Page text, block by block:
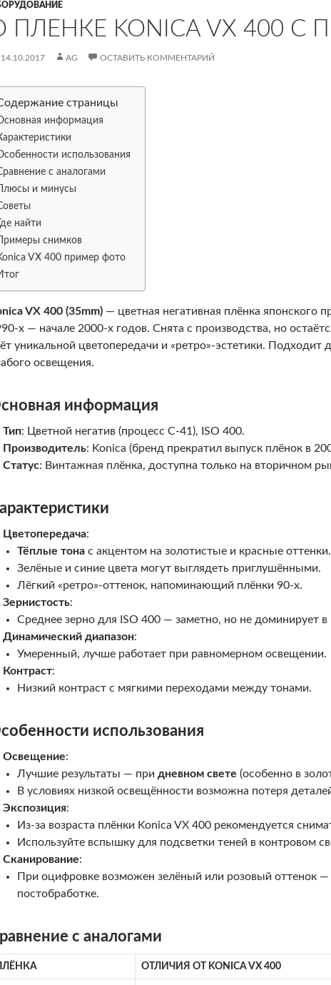
ПЛЕНКЕ KONICA VX 400
14.10.2017 AG ОСТАВИТЬ КОММЕНТАРИЙ
страницы
информация
использования
с аналогами
и минусы
найти
снимков
VX 400 пример фото
VX 400 (35mm) — цветная негативная плёнка японского
х — начале 2000-х годов. Снята с производства, но
уникальной цветопередачи и «ретро»-эстетики. Подходит
освещения.
информация
Тип: Цветной негатив (процесс C-41), ISO 400.
Производитель: Konica (бренд прекратил выпуск плёнок в
Статус: Винтажная плёнка, доступна только на вторичном
Цветопередача:
Тёплые тона с акцентом на золотистые и красные оттенки.
Зелёные и синие цвета могут выглядеть приглушёнными.
Лёгкий «ретро»-оттенок, напоминающий плёнки 90-х.
Зернистость:
Среднее зерно для ISO 400 — заметно, но не доминирует в
Динамический диапазон:
Умеренный, лучше работает при равномерном освещении.
Контраст:
Низкий контраст с мягкими переходами между тонами.
использования
Освещение:
Лучшие результаты — при дневном свете (особенно в
В условиях низкой освещённости возможна потеря
Экспозиция:
Из-за возраста плёнки Konica VX 400 рекомендуется
Используйте вспышку для подсветки теней в контровом
Сканирование:
При оцифровке возможен зелёный или розовый оттенок —
постобработке.
с аналогами
ПЛЁНКА ОТЛИЧИЯ ОТ KONICA VX 400